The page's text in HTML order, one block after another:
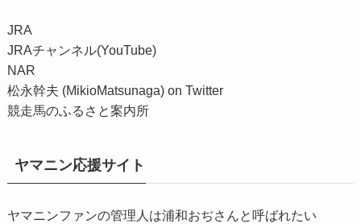
JRA
JRAチャンネル(YouTube)
NAR
松永幹夫 (MikioMatsunaga) on Twitter
競走馬のふるさと案内所
ヤマニン応援サイト
ヤマニンファンの管理人は浦和おぢさんと呼ばれたい